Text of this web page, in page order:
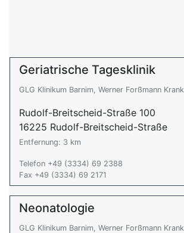
Geriatrische Tagesklinik
GLG Klinikum Barnim, Werner Forßmann
Rudolf-Breitscheid-Straße 100
16225 Rudolf-Breitscheid-Straße
Entfernung: 3 km
Telefon +49 (3334) 69 2388
Fax +49 (3334) 69 2171
Neonatologie
GLG Klinikum Barnim, Werner Forßmann